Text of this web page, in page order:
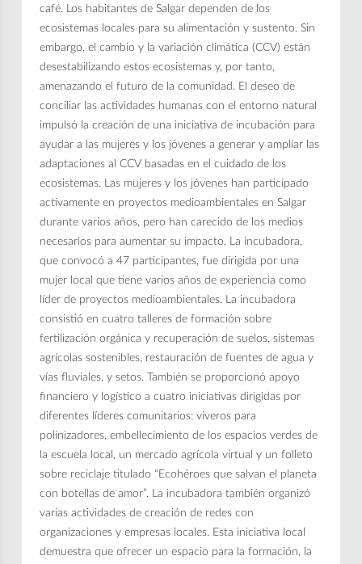
café. Los habitantes de Salgar dependen de los
ecosistemas locales para su alimentación y sustento. Sin
embargo, el cambio y la variación climática (CCV) están
desestabilizando estos ecosistemas y, por tanto,
amenazando el futuro de la comunidad. El deseo de
conciliar las actividades humanas con el entorno natural
impulsó la creación de una iniciativa de incubación para
ayudar a las mujeres y los jóvenes a generar y ampliar las
adaptaciones al CCV basadas en el cuidado de los
ecosistemas. Las mujeres y los jóvenes han participado
activamente en proyectos medioambientales en Salgar
durante varios años, pero han carecido de los medios
necesarios para aumentar su impacto. La incubadora,
que convocó a 47 participantes, fue dirigida por una
mujer local que tiene varios años de experiencia como
líder de proyectos medioambientales. La incubadora
consistió en cuatro talleres de formación sobre
fertilización orgánica y recuperación de suelos, sistemas
agrícolas sostenibles, restauración de fuentes de agua y
vías fluviales, y setos. También se proporcionó apoyo
financiero y logístico a cuatro iniciativas dirigidas por
diferentes líderes comunitarios: viveros para
polinizadores, embellecimiento de los espacios verdes de
la escuela local, un mercado agrícola virtual y un folleto
sobre reciclaje titulado “Ecohéroes que salvan el planeta
con botellas de amor”. La incubadora también organizó
varias actividades de creación de redes con
organizaciones y empresas locales. Esta iniciativa local
demuestra que ofrecer un espacio para la formación, la